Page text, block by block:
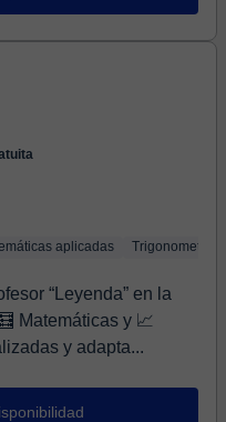
aplicadas Trigonometría
“Leyenda” en la
Matemáticas y 📈
y adapta...